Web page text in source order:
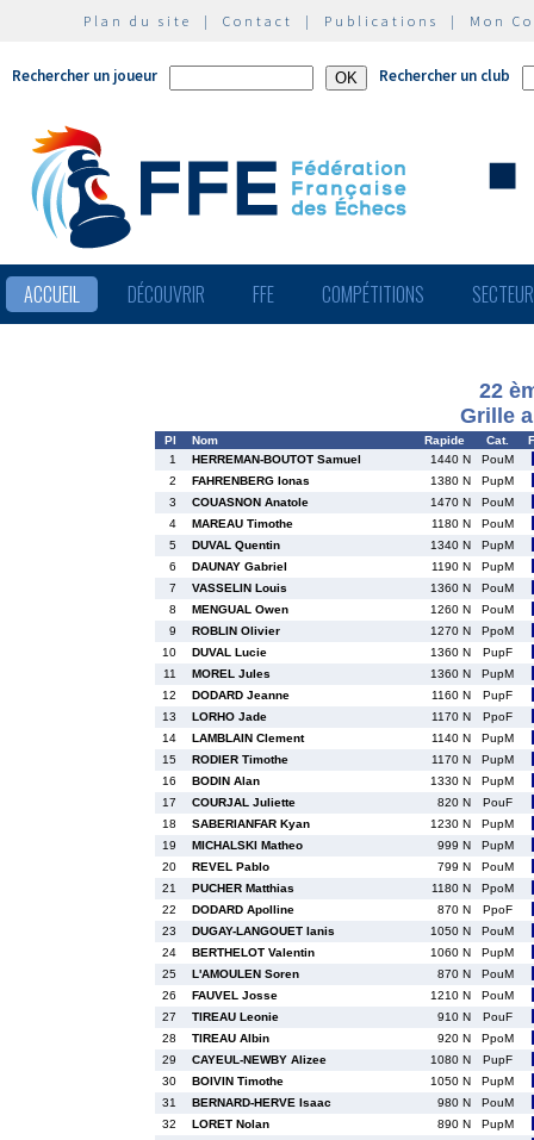
Plan du site | Contact | Publications | Mon
Rechercher un joueur Rechercher un club
ACCUEIL DÉCOUVRIR FFE COMPÉTITIONS
22
Grille
Pl Nom Rapide Cat.
1
HERREMAN-BOUTOT Samuel 1440 N
PouM
2
FAHRENBERG Ionas 1380 N
PupM
3
COUASNON Anatole 1470 N
PouM
4
MAREAU Timothe 1180 N
PouM
5
DUVAL Quentin 1340 N
PupM
6
DAUNAY Gabriel 1190 N
PupM
7
VASSELIN Louis 1360 N
PouM
8
MENGUAL Owen 1260 N
PouM
9
ROBLIN Olivier 1270 N
PpoM
10
DUVAL Lucie 1360 N
PupF
11
MOREL Jules 1360 N
PupM
12
DODARD Jeanne 1160 N
PupF
13
LORHO Jade 1170 N
PpoF
14
LAMBLAIN Clement 1140 N
PupM
15
RODIER Timothe 1170 N
PupM
16
BODIN Alan 1330 N
PupM
17
COURJAL Juliette 820 N
PouF
18
SABERIANFAR Kyan 1230 N
PupM
19
MICHALSKI Matheo 999 N
PupM
20
REVEL Pablo 799 N
PouM
21
PUCHER Matthias 1180 N
PpoM
22
DODARD Apolline 870 N
PpoF
23
DUGAY-LANGOUET Ianis 1050 N
PouM
24
BERTHELOT Valentin 1060 N
PupM
25
L'AMOULEN Soren 870 N
PouM
26
FAUVEL Josse 1210 N
PouM
27
TIREAU Leonie 910 N
PouF
28
TIREAU Albin 920 N
PpoM
29
CAYEUL-NEWBY Alizee 1080 N
PupF
30
BOIVIN Timothe 1050 N
PupM
31
BERNARD-HERVE Isaac 980 N
PouM
32
LORET Nolan 890 N
PupM